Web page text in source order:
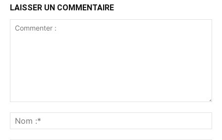
LAISSER UN COMMENTAIRE